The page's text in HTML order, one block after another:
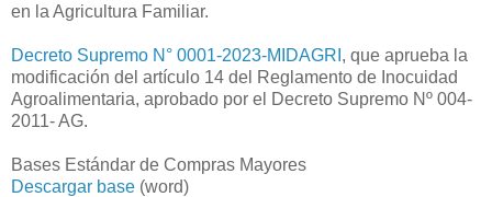
en la Agricultura Familiar.
Decreto Supremo N° 0001-2023-MIDAGRI , que aprueba la
modificación del artículo 14 del Reglamento de Inocuidad
Agroalimentaria, aprobado por el Decreto Supremo Nº 004-
2011- AG.
Bases Estándar de Compras Mayores
Descargar base (word)